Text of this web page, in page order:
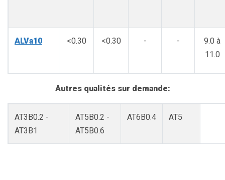
ALVa10 <0.30 <0.30 - -
9.0 à
11.0
<0.30 <0.30 -
AT10 <0.30 <0.30
Autres qualités sur demande:
AT3B0.2 -
AT3B1
AT5B0.2 -
AT5B0.6
AT6B0.4 AT5